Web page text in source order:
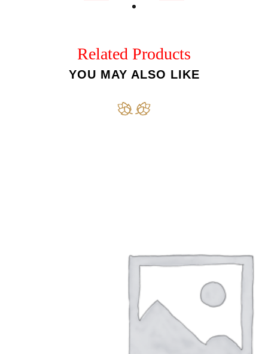
Related Products
YOU MAY ALSO LIKE